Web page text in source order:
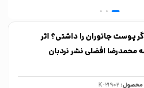
پوست جانوران را داشتی؟ اثر
محمدرضا افضلی نشر نردبان
محصول: K-21902